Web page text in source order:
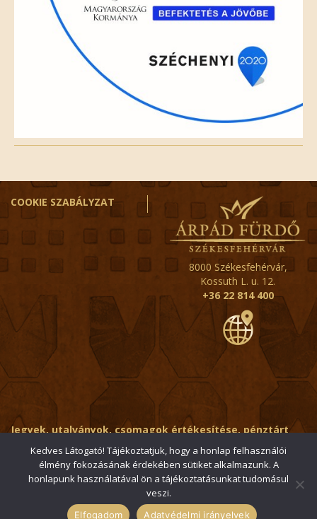
COOKIE SZABÁLYZAT
8000 Székesfehérvár,
Kossuth L. u. 12.
+36 22 814 400
Jegyek, utalványok, csomagok értékesítése, pénztárt
érintő kérdések:
ertekesito@fehervar-arpadfurdo.hu
Általános érdeklődés: info@fehervar-arpadfurdo.hu
© 2006-2026 Székesfehérvári Árpád Fürdő / Minden jog
Kedves Látogató! Tájékoztatjuk, hogy a honlap felhasználói
élmény fokozásának érdekében sütiket alkalmazunk. A
honlapunk használatával ön a tájékoztatásunkat tudomásul
veszi.
Elfogadom Adatvédelmi irányelvek